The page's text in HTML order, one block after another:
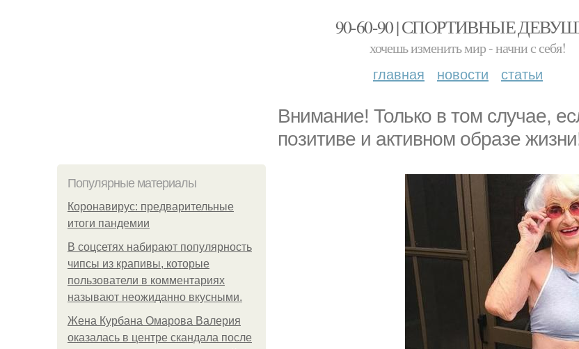
90-60-90 | СПОРТИВНЫЕ
хочешь изменить мир - начни с себя!
главная новости статьи
Внимание! Только в том случае,
позитиве и активном образе
Популярные материалы
Коронавирус: предварительные
итоги пандемии
В соцсетях набирают популярность
чипсы из крапивы, которые
пользователи в комментариях
называют неожиданно вкусными.
Жена Курбана Омарова Валерия
оказалась в центре скандала после